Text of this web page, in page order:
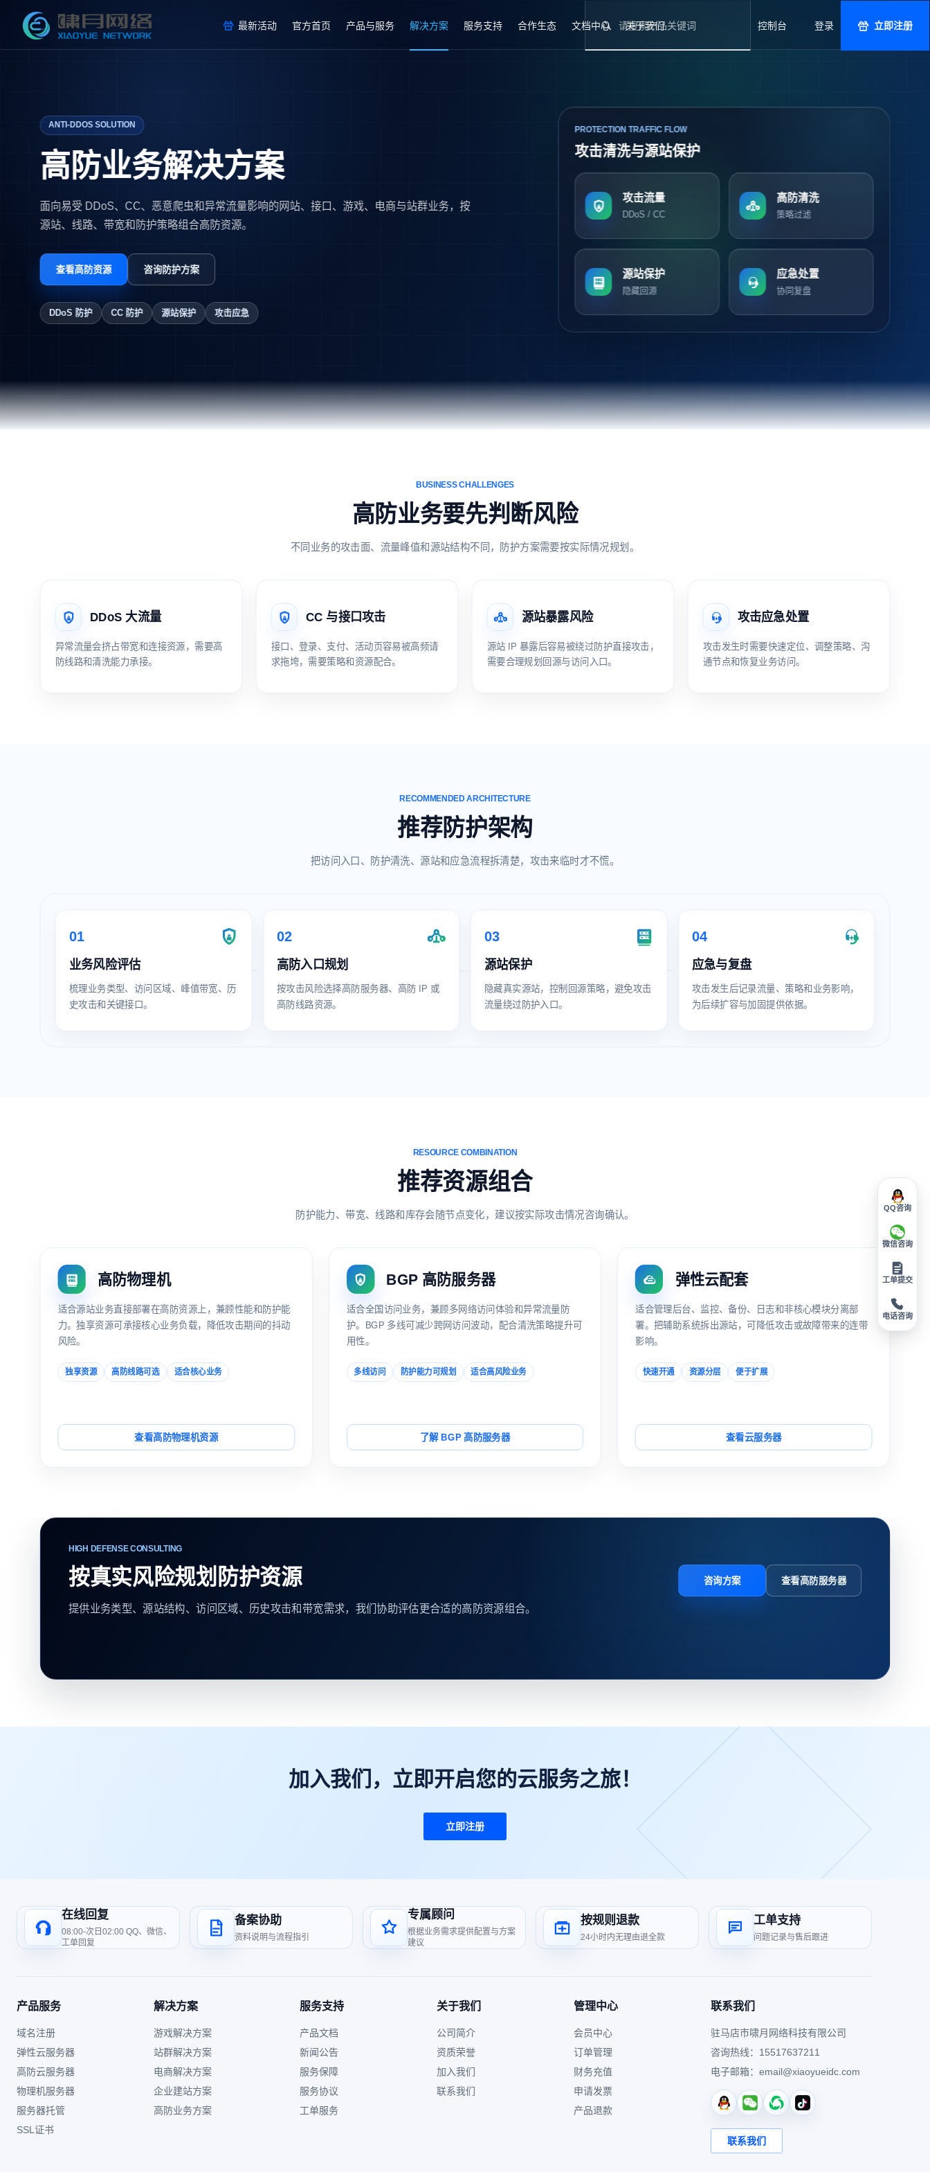
最新活动 官方首页 产品与服务 解决方案 服务支持 合作生态 文档中心 关于我们 控制台 登录 立即注册
QQ咨询
微信咨询
工单提交
电话咨询
ANTI-DDOS SOLUTION
高防业务解决方案
面向易受 DDoS、CC、恶意爬虫和异常流量影响的网站、接口、游戏、电商与站群业务，按
源站、线路、带宽和防护策略组合高防资源。
查看高防资源 咨询防护方案
DDoS 防护 CC 防护 源站保护 攻击应急
PROTECTION TRAFFIC FLOW
攻击清洗与源站保护
攻击流量
DDoS / CC
高防清洗
策略过滤
源站保护
隐藏回源
应急处置
协同复盘
BUSINESS CHALLENGES
高防业务要先判断风险
不同业务的攻击面、流量峰值和源站结构不同，防护方案需要按实际情况规划。
DDoS 大流量
异常流量会挤占带宽和连接资源，需要高
防线路和清洗能力承接。
CC 与接口攻击
接口、登录、支付、活动页容易被高频请
求拖垮，需要策略和资源配合。
源站暴露风险
源站 IP 暴露后容易被绕过防护直接攻击，
需要合理规划回源与访问入口。
攻击应急处置
攻击发生时需要快速定位、调整策略、沟
通节点和恢复业务访问。
RECOMMENDED ARCHITECTURE
推荐防护架构
把访问入口、防护清洗、源站和应急流程拆清楚，攻击来临时才不慌。
01
业务风险评估
梳理业务类型、访问区域、峰值带宽、历
史攻击和关键接口。
02
高防入口规划
按攻击风险选择高防服务器、高防 IP 或
高防线路资源。
03
源站保护
隐藏真实源站，控制回源策略，避免攻击
流量绕过防护入口。
04
应急与复盘
攻击发生后记录流量、策略和业务影响，
为后续扩容与加固提供依据。
RESOURCE COMBINATION
推荐资源组合
防护能力、带宽、线路和库存会随节点变化，建议按实际攻击情况咨询确认。
高防物理机
适合源站业务直接部署在高防资源上，兼顾性能和防护能
力。独享资源可承接核心业务负载，降低攻击期间的抖动
风险。
独享资源 高防线路可选 适合核心业务
查看高防物理机资源
BGP 高防服务器
适合全国访问业务，兼顾多网络访问体验和异常流量防
护。BGP 多线可减少跨网访问波动，配合清洗策略提升可
用性。
多线访问 防护能力可规划 适合高风险业务
了解 BGP 高防服务器
弹性云配套
适合管理后台、监控、备份、日志和非核心模块分离部
署。把辅助系统拆出源站，可降低攻击或故障带来的连带
影响。
快速开通 资源分层 便于扩展
查看云服务器
HIGH DEFENSE CONSULTING
按真实风险规划防护资源
提供业务类型、源站结构、访问区域、历史攻击和带宽需求，我们协助评估更合适的高防资源组合。
咨询方案 查看高防服务器
加入我们，立即开启您的云服务之旅！
立即注册
在线回复
08:00-次日02:00 QQ、微信、
工单回复
备案协助
资料说明与流程指引
专属顾问
根据业务需求提供配置与方案
建议
按规则退款
24小时内无理由退全款
工单支持
问题记录与售后跟进
产品服务
域名注册
弹性云服务器
高防云服务器
物理机服务器
服务器托管
SSL证书
解决方案
游戏解决方案
站群解决方案
电商解决方案
企业建站方案
高防业务方案
服务支持
产品文档
新闻公告
服务保障
服务协议
工单服务
关于我们
公司简介
资质荣誉
加入我们
联系我们
管理中心
会员中心
订单管理
财务充值
申请发票
产品退款
联系我们
驻马店市啸月网络科技有限公司
咨询热线： 15517637211
电子邮箱：email@xiaoyueidc.com
联系我们